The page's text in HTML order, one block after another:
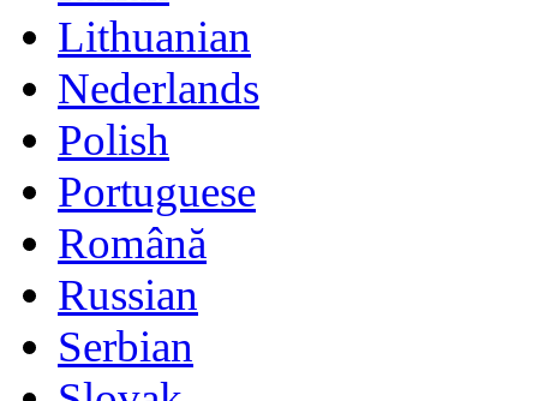
Lithuanian
Nederlands
Polish
Portuguese
Română
Russian
Serbian